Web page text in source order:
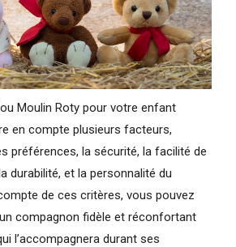
Moulin Roty pour votre enfant
en compte plusieurs facteurs,
préférences, la sécurité, la facilité de
durabilité, et la personnalité du
de ces critères, vous pouvez
compagnon fidèle et réconfortant
l’accompagnera durant ses